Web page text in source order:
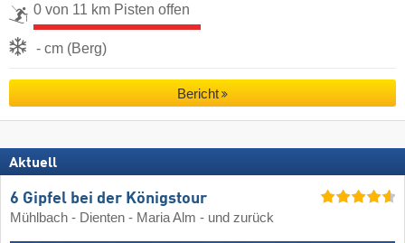
0 von 11 km Pisten offen
- cm (Berg)
Bericht
Aktuell
6 Gipfel bei der Königstour
Mühlbach - Dienten - Maria Alm - und zurück